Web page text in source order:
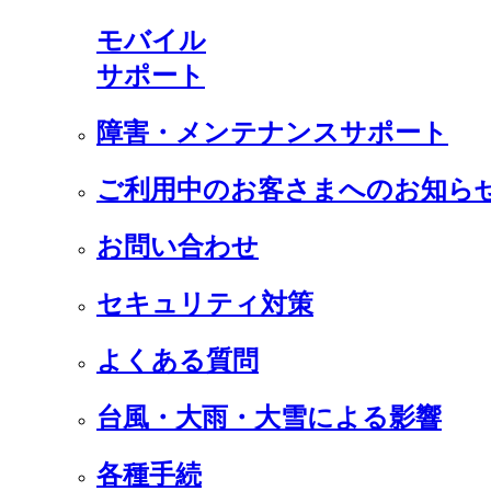
モバイル
サポート
障害・メンテナンスサポート
ご利用中のお客さまへのお知ら
お問い合わせ
セキュリティ対策
よくある質問
台風・大雨・大雪による影響
各種手続